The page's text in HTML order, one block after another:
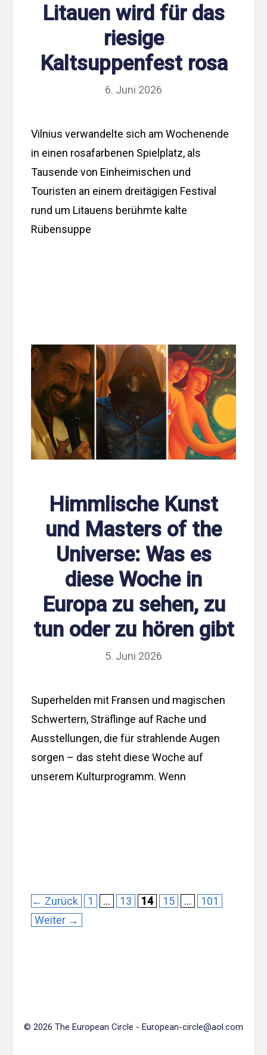
Litauen wird für das
riesige
Kaltsuppenfest rosa
6. Juni 2026
Vilnius verwandelte sich am Wochenende
in einen rosafarbenen Spielplatz, als
Tausende von Einheimischen und
Touristen an einem dreitägigen Festival
rund um Litauens berühmte kalte
Rübensuppe
Himmlische Kunst
und Masters of the
Universe: Was es
diese Woche in
Europa zu sehen, zu
tun oder zu hören gibt
5. Juni 2026
Superhelden mit Fransen und magischen
Schwertern, Sträflinge auf Rache und
Ausstellungen, die für strahlende Augen
sorgen – das steht diese Woche auf
unserem Kulturprogramm. Wenn
← Zurück Seite
1 … Seite
13 Seite
14 Seite
15 … Seite
101
Weiter →
© 2026 The European Circle - European-circle@aol.com